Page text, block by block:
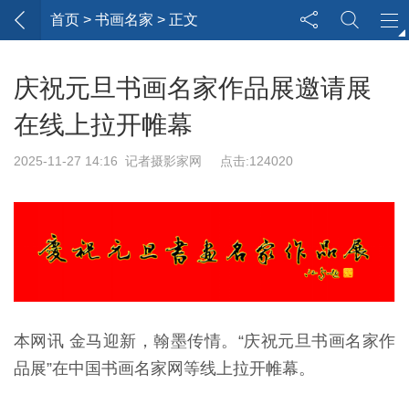
首页 > 书画名家 > 正文
庆祝元旦书画名家作品展邀请展
在线上拉开帷幕
2025-11-27 14:16 记者摄影家网 点击:124020
本网讯 金马迎新，翰墨传情。“庆祝元旦书画名家作
品展”在中国书画名家网等线上拉开帷幕。